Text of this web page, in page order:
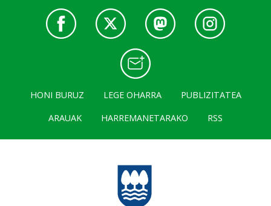
HONI BURUZ LEGE OHARRA
PUBLIZITATEA
ARAUAK
HARREMANETARAKO RSS